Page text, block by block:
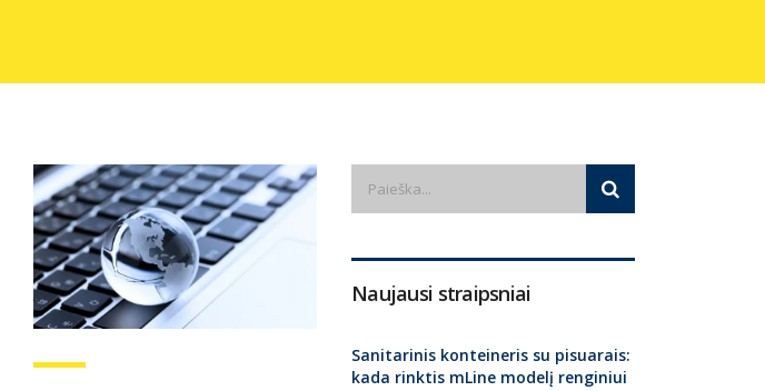
Naujausi straipsniai
Sanitarinis konteineris su pisuarais:
kada rinktis mLine modelį renginiui